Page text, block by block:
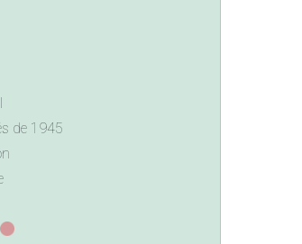
de 1945